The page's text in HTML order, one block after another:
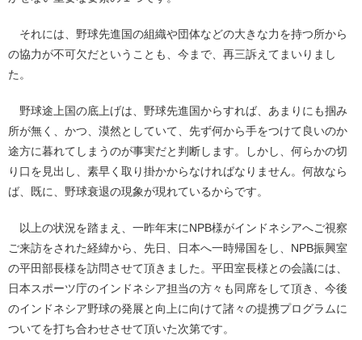
それには、野球先進国の組織や団体などの大きな力を持つ所から
の協力が不可欠だということも、今まで、再三訴えてまいりまし
た。
野球途上国の底上げは、野球先進国からすれば、あまりにも掴み
所が無く、かつ、漠然としていて、先ず何から手をつけて良いのか
途方に暮れてしまうのが事実だと判断します。しかし、何らかの切
り口を見出し、素早く取り掛かからなければなりません。何故なら
ば、既に、野球衰退の現象が現れているからです。
以上の状況を踏まえ、一昨年末にNPB様がインドネシアへご視察
ご来訪をされた経緯から、先日、日本へ一時帰国をし、NPB振興室
の平田部長様を訪問させて頂きました。平田室長様との会議には、
日本スポーツ庁のインドネシア担当の方々も同席をして頂き、今後
のインドネシア野球の発展と向上に向けて諸々の提携プログラムに
ついてを打ち合わせさせて頂いた次第です。